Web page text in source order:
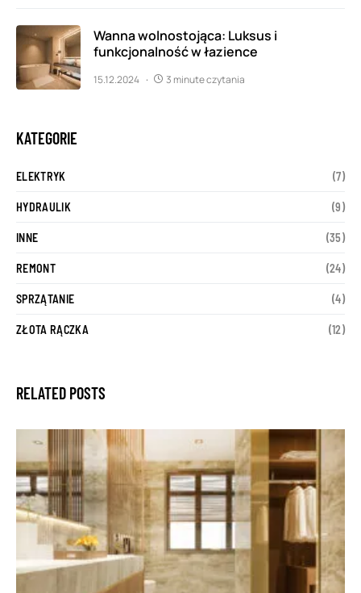
Wanna wolnostojąca: Luksus i
funkcjonalność w łazience
15.12.2024 3 minute czytania
KATEGORIE
ELEKTRYK (7)
HYDRAULIK (9)
INNE (35)
REMONT (24)
SPRZĄTANIE (4)
ZŁOTA RĄCZKA (12)
RELATED POSTS